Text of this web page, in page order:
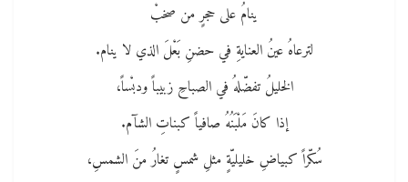
ينامُ على حجرٍ من صخبْ
لترعاهُ عينُ العنايةِ ﻓﻲ حضنِ بَعْلَ الذي لا ينام.
الخليلُ تفضّلهُ ﻓﻲ الصباحِ زبيباً ودبْساً،
إذا كانَ مَلْبَنُهُ صافياً كبناتِ الشآم.
سُكّراً كبياضِ خليليّةٍ مثلِ شمسٍ تغارُ منَ الشمسِ،